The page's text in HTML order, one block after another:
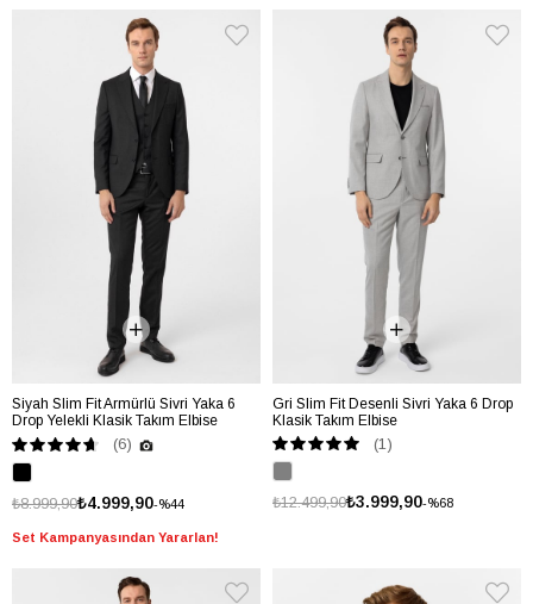
Siyah Slim Fit Armürlü Sivri Yaka 6
Drop Yelekli Klasik Takım Elbise
(6)
%44
₺4.999,90
₺8.999,90
Set Kampanyasından Yararlan!
Gri Slim Fit Desenli Sivri Yaka 6 Drop
Klasik Takım Elbise
(1)
%68
₺3.999,90
₺12.499,90